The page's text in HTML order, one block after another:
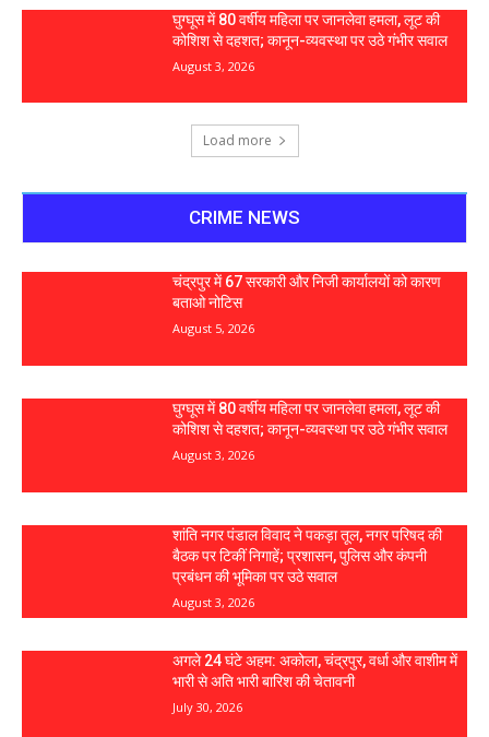
घुग्घूस में 80 वर्षीय महिला पर जानलेवा हमला, लूट की
कोशिश से दहशत; कानून-व्यवस्था पर उठे गंभीर सवाल
August 3, 2026
Load more
CRIME NEWS
चंद्रपुर में 67 सरकारी और निजी कार्यालयों को कारण
बताओ नोटिस
August 5, 2026
घुग्घूस में 80 वर्षीय महिला पर जानलेवा हमला, लूट की
कोशिश से दहशत; कानून-व्यवस्था पर उठे गंभीर सवाल
August 3, 2026
शांति नगर पंडाल विवाद ने पकड़ा तूल, नगर परिषद की
बैठक पर टिकीं निगाहें; प्रशासन, पुलिस और कंपनी
प्रबंधन की भूमिका पर उठे सवाल
August 3, 2026
अगले 24 घंटे अहम: अकोला, चंद्रपुर, वर्धा और वाशीम में
भारी से अति भारी बारिश की चेतावनी
July 30, 2026